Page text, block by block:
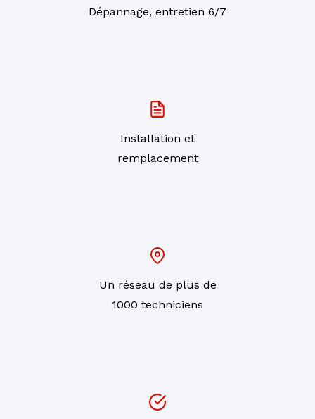
Dépannage, entretien 6/7
Installation et
remplacement
Un réseau de plus de
1000 techniciens